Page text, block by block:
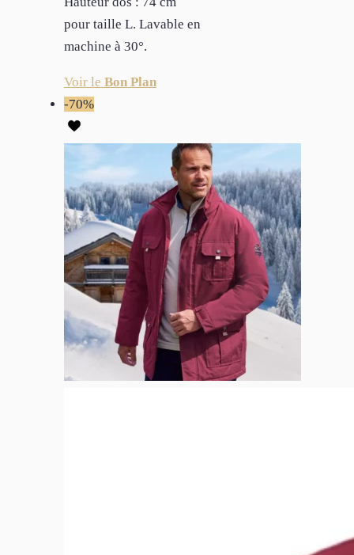
pour taille L. Lavable en
machine à 30°.
Voir le Bon Plan
-70%